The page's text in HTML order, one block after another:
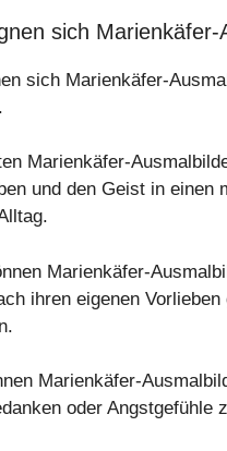
sich
sich Marienkäfer-
Marienkäfer-
und den Geist in einen
Marienkäfer-
ihren eigenen
Marienkäfer-
oder